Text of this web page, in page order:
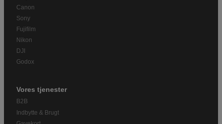
Canon
Sony
Fujifilm
Nikon
DJI
Godox
Vores tjenester
B2B
Indbytte & Brugt